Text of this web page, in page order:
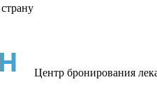
Центр бронирования